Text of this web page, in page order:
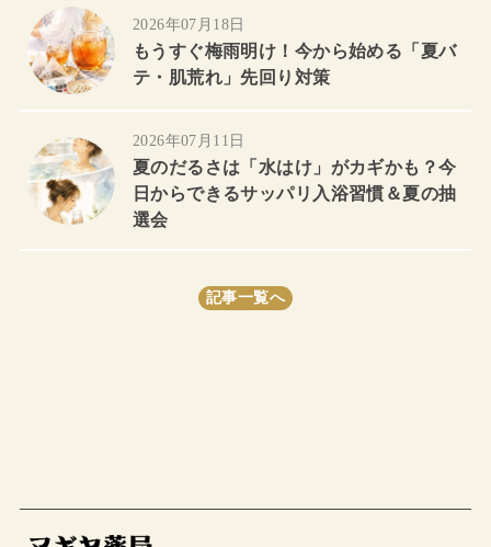
2026年07月18日
もうすぐ梅雨明け！今から始める「夏バ
テ・肌荒れ」先回り対策
2026年07月11日
夏のだるさは「水はけ」がカギかも？今
日からできるサッパリ入浴習慣＆夏の抽
選会
記事一覧へ